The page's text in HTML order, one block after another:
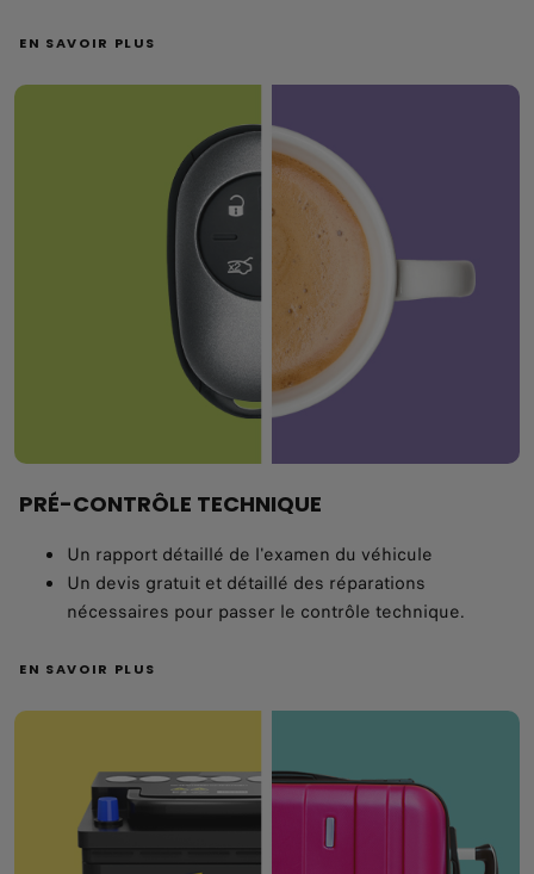
EN SAVOIR PLUS
PRÉ-CONTRÔLE TECHNIQUE
Un rapport détaillé de l'examen du véhicule
Un devis gratuit et détaillé des réparations
nécessaires pour passer le contrôle technique.
EN SAVOIR PLUS